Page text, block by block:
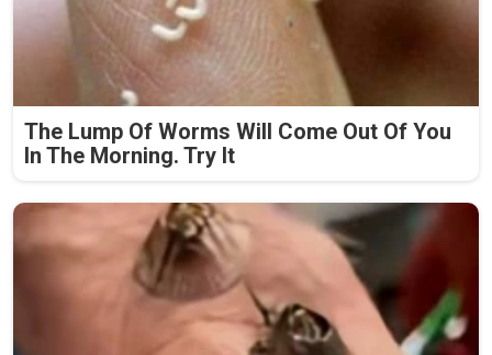
The Lump Of Worms Will Come Out Of You
In The Morning. Try It